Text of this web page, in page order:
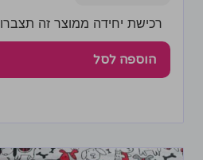
רכישת יחידה ממוצר זה תצברו 2 נקודות!
הוספה לסל